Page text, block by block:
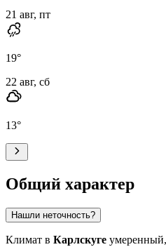
21 авг, пт
19°
22 авг, сб
13°
Общий характер
Нашли неточность?
Климат в Карлскуге